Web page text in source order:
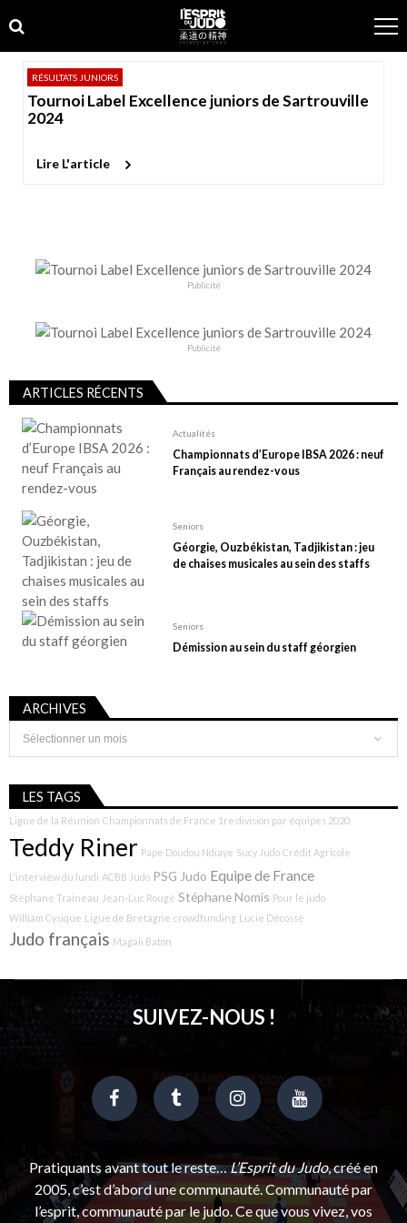
to
navigation
to
content
RÉSULTATS JUNIORS
Tournoi Label Excellence juniors de Sartrouville
2024
Lire L'article
Publicité
Publicité
ARTICLES RÉCENTS
Actualités
Championnats d’Europe IBSA 2026 : neuf
Français au rendez-vous
Seniors
Géorgie, Ouzbékistan, Tadjikistan : jeu
de chaises musicales au sein des staffs
Seniors
Démission au sein du staff géorgien
ARCHIVES
Archives
LES TAGS
Ligue de la Réunion Championnats de France 1re division par équipes 2020
Teddy Riner Pape Doudou Ndiaye Sucy Judo Crédit Agricole
L'interview du lundi ACBB Judo PSG Judo Equipe de France
Stéphane Traineau Jean-Luc Rougé Stéphane Nomis Pour le judo
William Cysique Ligue de Bretagne crowdfunding Lucie Décosse
Judo français Magali Baton
SUIVEZ-NOUS !
Pratiquants avant tout le reste…L’Esprit du Judo, créé en
2005, c’est d’abord une communauté. Communauté par
l’esprit, communauté par le judo. Ce que vous vivez, vos